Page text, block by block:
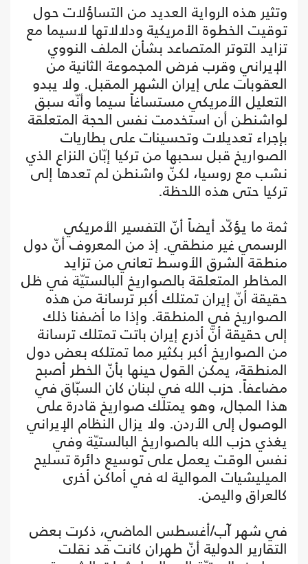
وتثير هذه الرواية العديد من التساؤلات حول
توقيت الخطوة الأمريكية ودلالاتها لاسيما مع
تزايد التوتر المتصاعد بشأن الملف النووي
الإيراني وقرب فرض المجموعة الثانية من
العقوبات على إيران الشهر المقبل. ولا يبدو
التعليل الأمريكي مستساغاً سيما وأنّه سبق
لواشنطن أن استخدمت نفس الحجة المتعلقة
بإجراء تعديلات وتحسينات على بطاريات
الصواريخ قبل سحبها من تركيا إبّان النزاع الذي
نشب مع روسيا، لكنّ واشنطن لم تعدها إلى
تركيا حتى هذه اللحظة.
ثمة ما يؤكّد أيضاً أنّ التفسير الأمريكي
الرسمي غير منطقي. إذ من المعروف أنّ دول
منطقة الشرق الأوسط تعاني من تزايد
المخاطر المتعلقة بالصواريخ البالستيّة في ظل
حقيقة أنّ إيران تمتلك أكبر ترسانة من هذه
الصواريخ في المنطقة. وإذا ما أضفنا ذلك
إلى حقيقة أنّ أذرع إيران باتت تمتلك ترسانة
من الصواريخ أكبر بكثير مما تمتلكه بعض دول
المنطقة، يمكن القول حينها بأنّ الخطر أصبح
مضاعفاً. حزب الله في لبنان كان السبّاق في
هذا المجال، وهو يمتلك صواريخ قادرة على
الوصول إلى الأردن. ولا يزال النظام الإيراني
يغذي حزب الله بالصواريخ البالستيّة وفي
نفس الوقت يعمل على توسيع دائرة تسليح
الميليشيات الموالية له في أماكن أخرى
كالعراق واليمن.
في شهر آب/أغسطس الماضي، ذكرت بعض
التقارير الدولية أنّ طهران كانت قد نقلت